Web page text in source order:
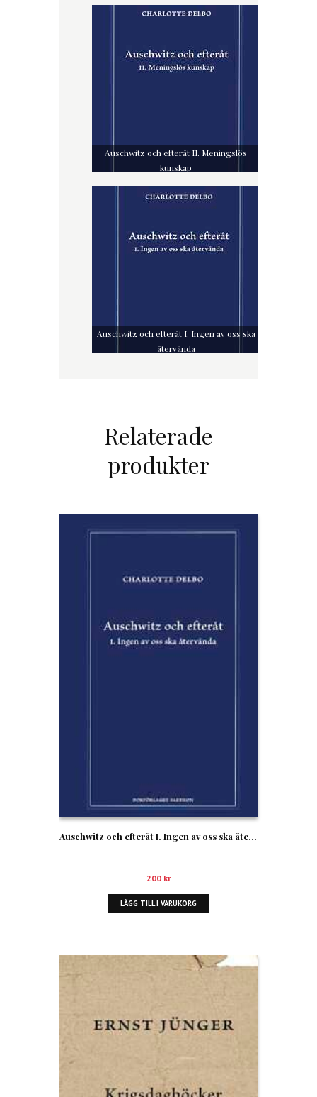
Auschwitz och efteråt II. Meningslös
kunskap
Auschwitz och efteråt I. Ingen av oss ska
återvända
Relaterade
produkter
Auschwitz och efteråt I. Ingen av oss ska återvända
200 kr
LÄGG TILL I VARUKORG